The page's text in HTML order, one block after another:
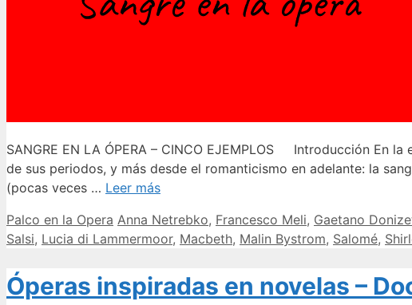
SANGRE EN LA ÓPERA – CINCO EJEMPLOS Introducción En
de sus periodos, y más desde el romanticismo en adelante: la
(pocas veces … Leer más
Categorías
Palco en la Opera Etiquetas
Anna Netrebko, Francesco Meli, Gaetano
Salsi, Lucia di Lammermoor, Macbeth, Malin Bystrom, Salomé,
Óperas inspiradas en novelas –